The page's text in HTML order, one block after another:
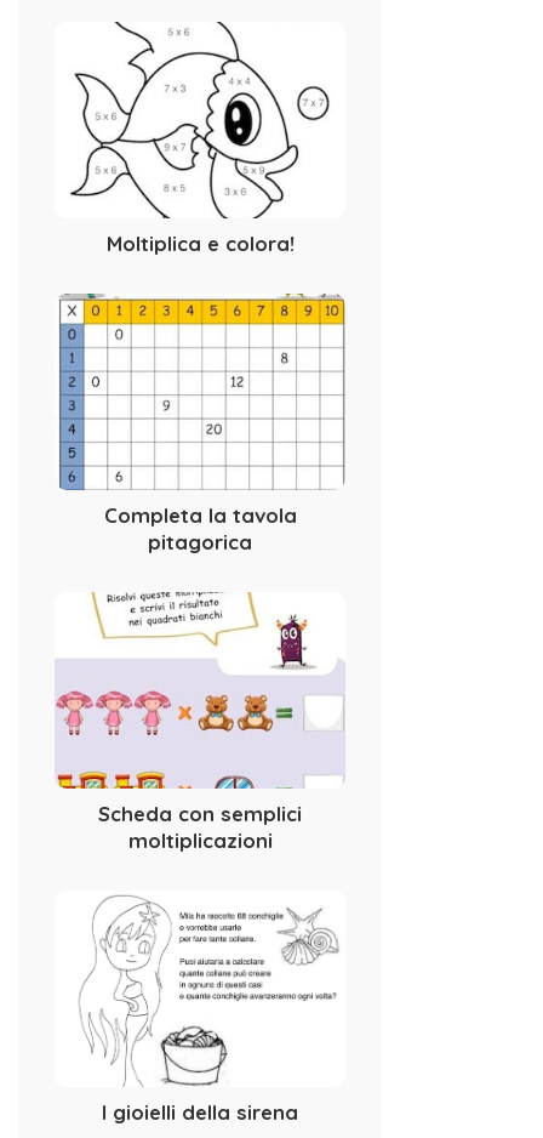
Moltiplica e colora!
Completa la tavola
pitagorica
Scheda con semplici
moltiplicazioni
I gioielli della sirena